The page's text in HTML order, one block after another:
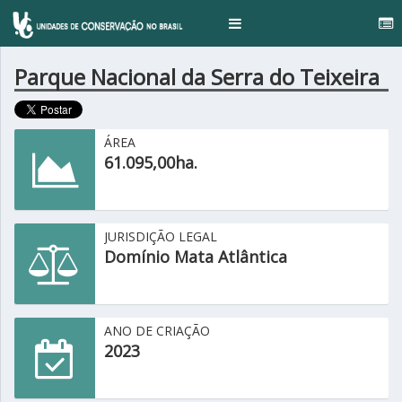
Toggle
Parque Nacional da Serra do Teixeira
ÁREA
61.095,00ha.
JURISDIÇÃO LEGAL
Domínio Mata Atlântica
ANO DE CRIAÇÃO
2023